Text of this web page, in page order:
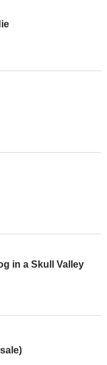
in a Skull Valley